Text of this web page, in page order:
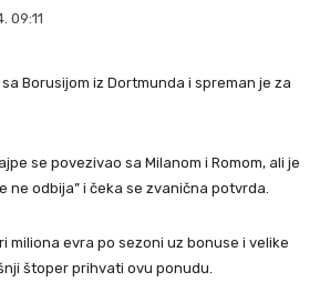
09:11
Borusijom iz Dortmunda i spreman je za
se povezivao sa Milanom i Romom, ali je
ne odbija” i čeka se zvanična potvrda.
miliona evra po sezoni uz bonuse i velike
štoper prihvati ovu ponudu.